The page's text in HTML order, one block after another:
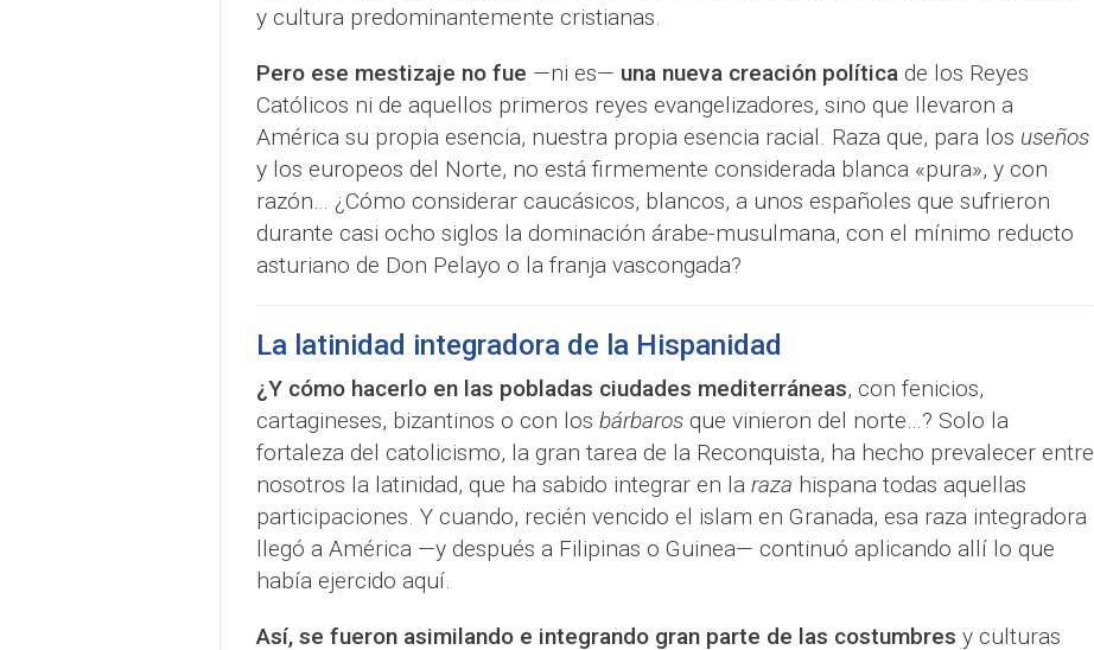
y cultura predominantemente cristianas.
Pero ese mestizaje no fue —ni es— una nueva creación políticade los Reyes
Católicos ni de aquellos primeros reyes evangelizadores, sino que llevaron a
América su propia esencia, nuestra propia esencia racial. Raza que, para los useños
y los europeos del Norte, no está firmemente considerada blanca «pura», y con
razón… ¿Cómo considerar caucásicos, blancos, a unos españoles que sufrieron
durante casi ocho siglos la dominación árabe-musulmana, con el mínimo reducto
asturiano de Don Pelayo o la franja vascongada?
La latinidad integradora de la Hispanidad
¿Y cómo hacerlo en las pobladas ciudades mediterráneas, con fenicios,
cartagineses, bizantinos o con los bárbarosque vinieron del norte…? Solo la
fortaleza del catolicismo, la gran tarea de la Reconquista, ha hecho prevalecer entre
nosotros la latinidad, que ha sabido integrar en la raza hispana todas aquellas
participaciones. Y cuando, recién vencido el islam en Granada, esa raza integradora
llegó a América —y después a Filipinas o Guinea— continuó aplicando allí lo que
había ejercido aquí.
Así, se fueron asimilando e integrando gran parte de las costumbres y culturas